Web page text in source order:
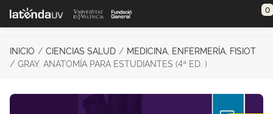
Saltar al contenido principal 0
INICIO CIENCIAS SALUD
MEDICINA, ENFERMERÍA, FISIOT
GRAY. ANATOMÍA PARA ESTUDIANTES (4ª ED. )